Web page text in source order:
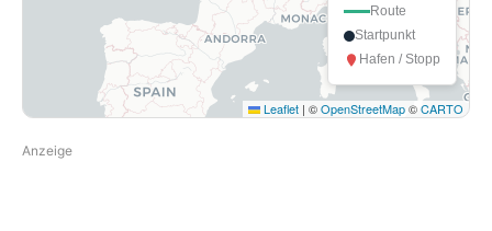
Leaflet | ©OpenStreetMap©CARTO
Route
Startpunkt
Hafen / Stopp
Anzeige